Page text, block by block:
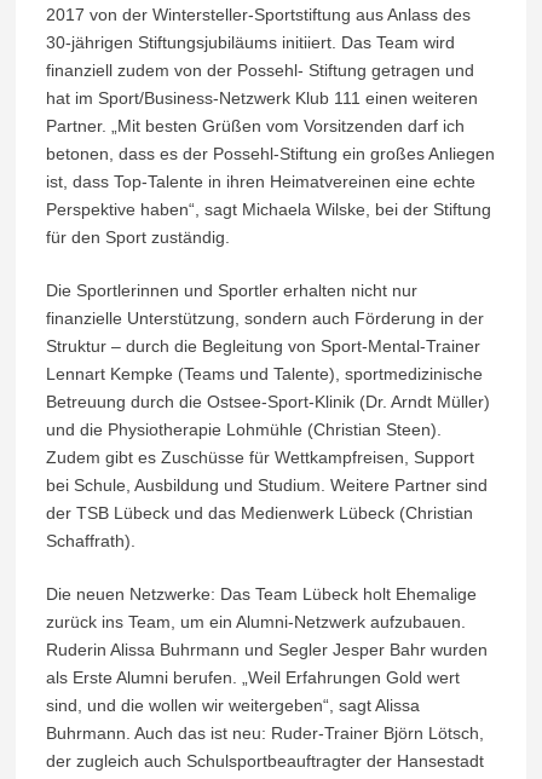
2017 von der Wintersteller-Sportstiftung aus Anlass des
30-jährigen Stiftungsjubiläums initiiert. Das Team wird
finanziell zudem von der Possehl- Stiftung getragen und
hat im Sport/Business-Netzwerk Klub 111 einen weiteren
Partner. „Mit besten Grüßen vom Vorsitzenden darf ich
betonen, dass es der Possehl-Stiftung ein großes Anliegen
ist, dass Top-Talente in ihren Heimatvereinen eine echte
Perspektive haben“, sagt Michaela Wilske, bei der Stiftung
für den Sport zuständig.
Die Sportlerinnen und Sportler erhalten nicht nur
finanzielle Unterstützung, sondern auch Förderung in der
Struktur – durch die Begleitung von Sport-Mental-Trainer
Lennart Kempke (Teams und Talente), sportmedizinische
Betreuung durch die Ostsee-Sport-Klinik (Dr. Arndt Müller)
und die Physiotherapie Lohmühle (Christian Steen).
Zudem gibt es Zuschüsse für Wettkampfreisen, Support
bei Schule, Ausbildung und Studium. Weitere Partner sind
der TSB Lübeck und das Medienwerk Lübeck (Christian
Schaffrath).
Die neuen Netzwerke: Das Team Lübeck holt Ehemalige
zurück ins Team, um ein Alumni-Netzwerk aufzubauen.
Ruderin Alissa Buhrmann und Segler Jesper Bahr wurden
als Erste Alumni berufen. „Weil Erfahrungen Gold wert
sind, und die wollen wir weitergeben“, sagt Alissa
Buhrmann. Auch das ist neu: Ruder-Trainer Björn Lötsch,
der zugleich auch Schulsportbeauftragter der Hansestadt